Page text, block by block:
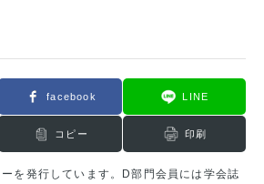
facebook LINE
コピー 印刷
を発行しています。D部門会員には学会誌